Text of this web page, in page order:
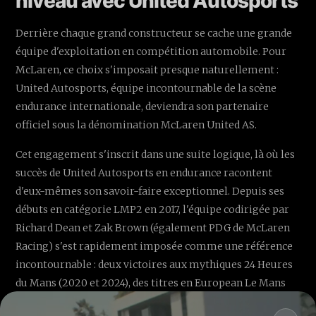
Derrière chaque grand constructeur se cache une grande
équipe d'exploitation en compétition automobile. Pour
McLaren, ce choix s'imposait presque naturellement :
United Autosports, équipe incontournable de la scène
endurance internationale, deviendra son partenaire
officiel sous la dénomination McLaren United AS.
Cet engagement s'inscrit dans une suite logique, là où les
succès de United Autosports en endurance racontent
d'eux-mêmes son savoir-faire exceptionnel. Depuis ses
débuts en catégorie LMP2 en 2017, l'équipe codirigée par
Richard Dean et Zak Brown (également PDG de McLaren
Racing) s'est rapidement imposée comme une référence
incontournable : deux victoires aux mythiques 24 Heures
du Mans (2020 et 2024), des titres en European Le Mans
Series (2020), en Championnat du Monde d'Endurance FIA